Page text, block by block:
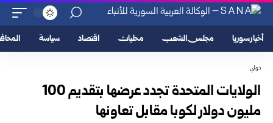
أخبار سوريا مجلس الشعب محليات اقتصاد سياسة
دولي
الولايات المتحدة تجدد عرضها بتقديم 100
مليون دولار لكوبا مقابل تعاونها